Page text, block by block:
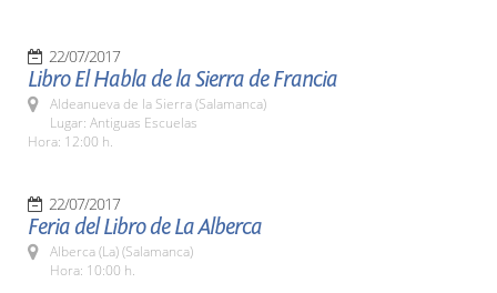
22/07/2017
Libro El Habla de la Sierra de Francia
Aldeanueva de la Sierra (Salamanca)
Lugar: Antiguas Escuelas
Hora: 12:00 h.
22/07/2017
Feria del Libro de La Alberca
Alberca (La) (Salamanca)
Hora: 10:00 h.